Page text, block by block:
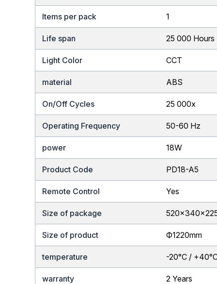
Items per pack 1
Life span 25 000 Hours
Light Color CCT
material ABS
On/Off Cycles 25 000x
Operating Frequency 50-60 Hz
power 18W
Product Code PD18-A5
Remote Control Yes
Size of package
Size of product Ф1220mm
temperature -20°C /
warranty 2 Years